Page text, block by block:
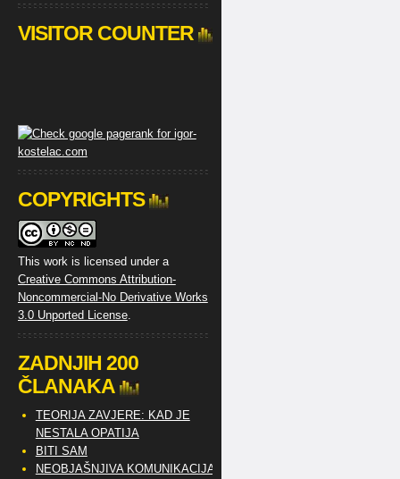
VISITOR COUNTER
COPYRIGHTS
This work is licensed under a
Creative Commons Attribution-
Noncommercial-No Derivative Works
3.0 Unported License.
ZADNJIH 200
ČLANAKA
TEORIJA ZAVJERE: KAD JE
NESTALA OPATIJA
BITI SAM
NEOBJAŠNJIVA KOMUNIKACIJA